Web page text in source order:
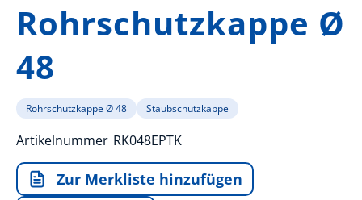
der
Bildergalerie
springen
Rohrschutzkappe Ø
48
Rohrschutzkappe Ø 48 Staubschutzkappe
Artikelnummer RK048EPTK
Zur Merkliste hinzufügen